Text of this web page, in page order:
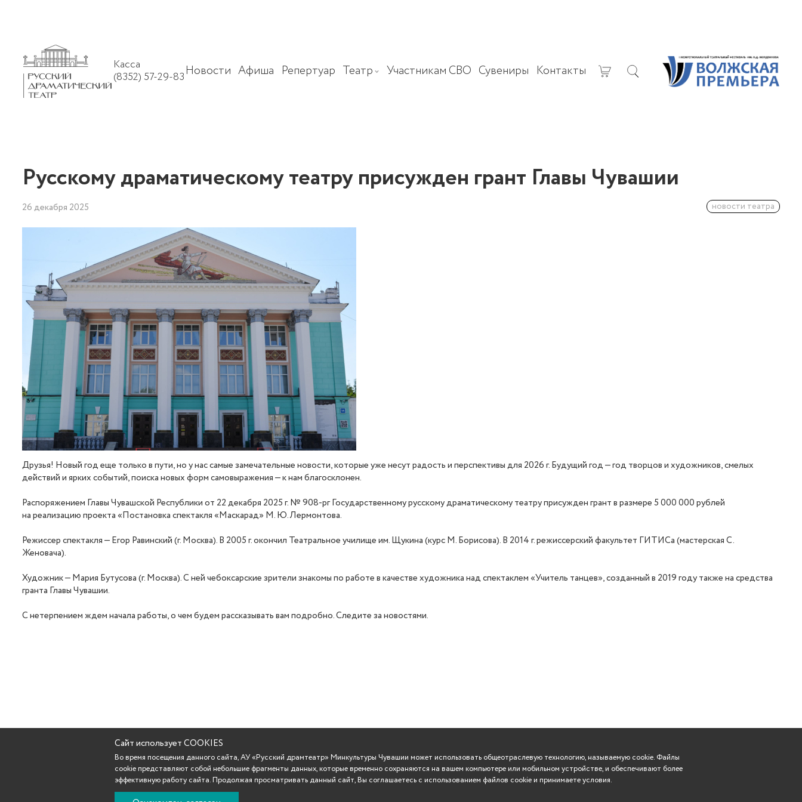
Касса
(8352) 57-29-83Новости Афиша Репертуар Театр Участникам СВО Сувениры Контакты
Русскому драматическому театру присужден грант Главы Чувашии
26 декабря 2025 новости театра
Друзья! Новый год еще только в пути, но у нас самые замечательные новости, которые уже несут радость и перспективы для 2026 г. Будущий год — год творцов и художников, смелых
действий и ярких событий, поиска новых форм самовыражения — к нам благосклонен.
Распоряжением Главы Чувашской Республики от 22 декабря 2025 г. № 908-рг Государственному русскому драматическому театру присужден грант в размере 5 000 000 рублей
на реализацию проекта «Постановка спектакля «Маскарад» М. Ю. Лермонтова.
Режиссер спектакля — Егор Равинский (г. Москва). В 2005 г. окончил Театральное училище им. Щукина (курс М. Борисова). В 2014 г. режиссерский факультет ГИТИСа (мастерская С.
Женовача).
Художник — Мария Бутусова (г. Москва). С ней чебоксарские зрители знакомы по работе в качестве художника над спектаклем «Учитель танцев», созданный в 2019 году также на средства
гранта Главы Чувашии.
С нетерпением ждем начала работы, о чем будем рассказывать вам подробно. Следите за новостями.
Сайт использует COOKIES
Во время посещения данного сайта, АУ «Русский драмтеатр» Минкультуры Чувашии может использовать общеотраслевую технологию, называемую cookie. Файлы
cookie представляют собой небольшие фрагменты данных, которые временно сохраняются на вашем компьютере или мобильном устройстве, и обеспечивают более
эффективную работу сайта. Продолжая просматривать данный сайт, Вы соглашаетесь с использованием файлов cookie и принимаете условия.